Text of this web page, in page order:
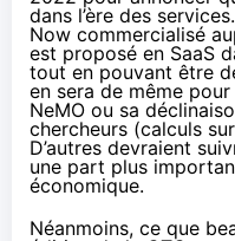
dans l’ère des
Now commercialisé
est proposé en SaaS
tout en pouvant être
en sera de même
NeMO ou sa
chercheurs (calculs
D’autres devraient
une part plus
économique.
Néanmoins, ce que